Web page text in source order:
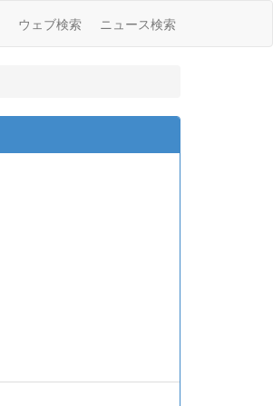
ウェブ検索 ニュース検索